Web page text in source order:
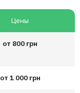
Цены
от 800 грн
от 1 000 грн